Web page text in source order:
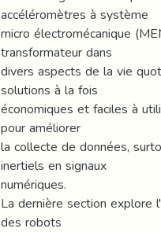
accéléromètres à système
micro électromécanique
transformateur dans
divers aspects de la vie
solutions à la fois
économiques et faciles à
pour améliorer
la collecte de données,
inertiels en signaux
numériques.
La dernière section explore
des robots